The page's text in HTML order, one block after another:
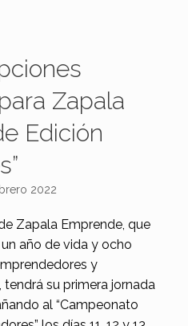
Zapala
Edición
2022
Zapala Emprende, que
año de vida y ocho
y
su primera jornada
al “Campeonato